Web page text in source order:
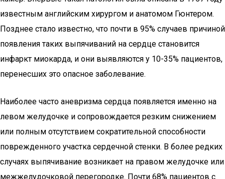
известным английским хирургом и анатомом Гюнтером.
Позднее стало известно, что почти в 95% случаев причиной
появления таких выпячиваний на сердце становится
инфаркт миокарда, и они выявляются у 10-35% пациентов,
перенесших это опасное заболевание.
Наиболее часто аневризма сердца появляется именно на
левом желудочке и сопровождается резким снижением
или полным отсутствием сократительной способности
поврежденного участка сердечной стенки. В более редких
случаях выпячивание возникает на правом желудочке или
межжелудочковой перегородке. Почти 68% пациентов с